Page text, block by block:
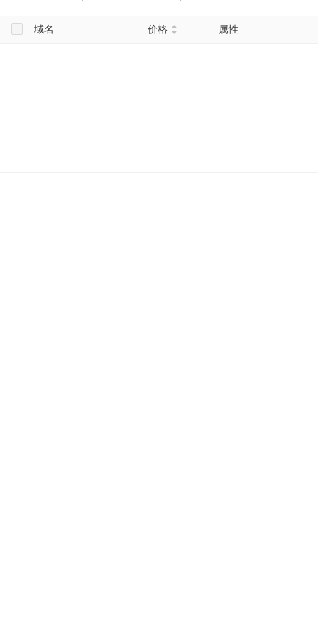
域名 价格 属性